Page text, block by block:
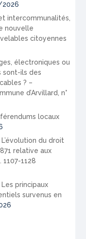
intercommunalités,
nouvelle
citoyennes
électroniques ou
sont-ils des
? –
d’Arvillard, n°
locaux
du droit
relative aux
1107-1128
principaux
survenus en